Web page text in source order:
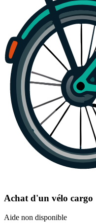
Achat d'un vélo cargo
Aide non disponible